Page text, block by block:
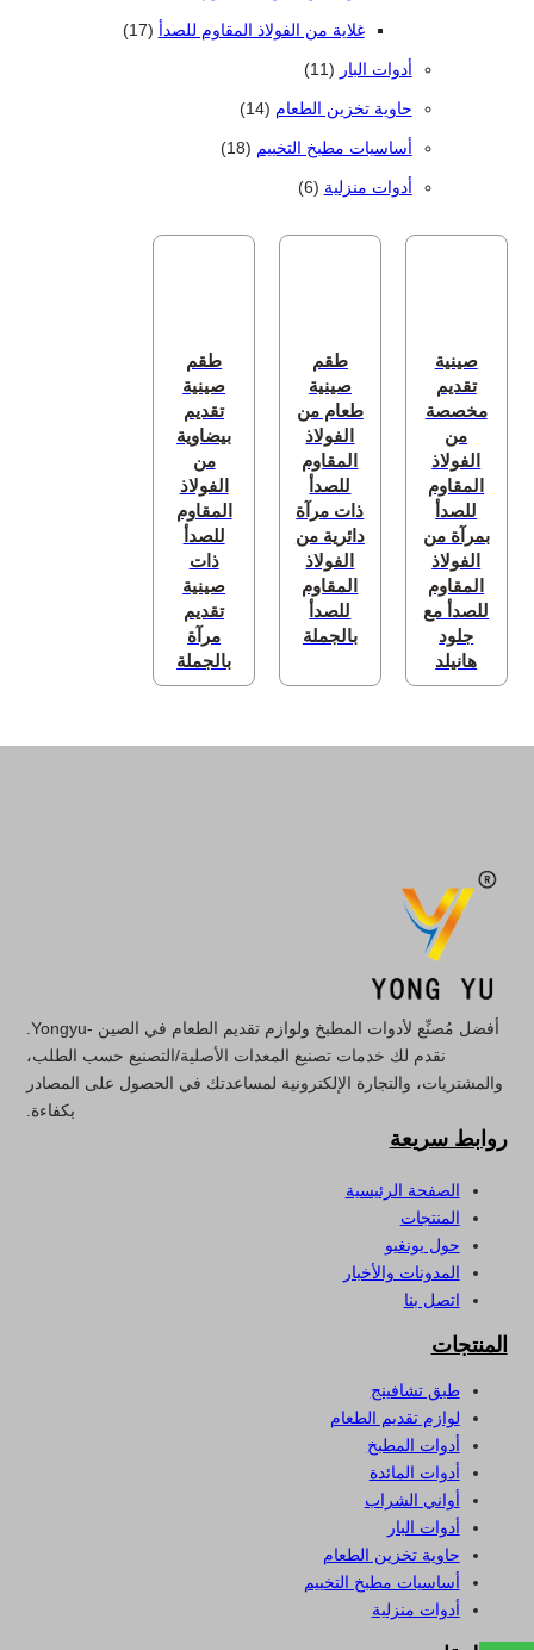
غلاية من الفولاذ المقاوم للصدأ 1717 منتج
أدوات البار 1111 منتج
حاوية تخزين الطعام 1414 منتج
أساسيات مطبخ التخييم 1818 منتج
أدوات منزلية 66 منتجات
صينية
تقديم
مخصصة
من
الفولاذ
المقاوم
للصدأ
بمرآة من
الفولاذ
المقاوم
للصدأ مع
جلود
هانيلد
طقم
صينية
طعام من
الفولاذ
المقاوم
للصدأ
ذات مرآة
دائرية من
الفولاذ
المقاوم
للصدأ
بالجملة
طقم
صينية
تقديم
بيضاوية
من
الفولاذ
المقاوم
للصدأ
ذات
صينية
تقديم
مرآة
بالجملة
أفضل مُصنِّع لأدوات المطبخ ولوازم تقديم الطعام في الصين -Yongyu.
نقدم لك خدمات تصنيع المعدات الأصلية/التصنيع حسب الطلب،
والمشتريات، والتجارة الإلكترونية لمساعدتك في الحصول على المصادر
بكفاءة.
روابط سريعة
الصفحة الرئيسية
المنتجات
حول يونغيو
المدونات والأخبار
اتصل بنا
المنتجات
طبق تشافينج
لوازم تقديم الطعام
أدوات المطبخ
أدوات المائدة
أواني الشراب
أدوات البار
حاوية تخزين الطعام
أساسيات مطبخ التخييم
أدوات منزلية